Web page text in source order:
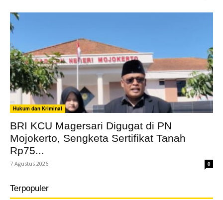
Hukum dan Kriminal
BRI KCU Magersari Digugat di PN
Mojokerto, Sengketa Sertifikat Tanah
Rp75...
7 Agustus 2026 0
Terpopuler